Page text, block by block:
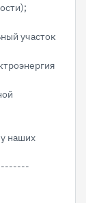
участок
наших